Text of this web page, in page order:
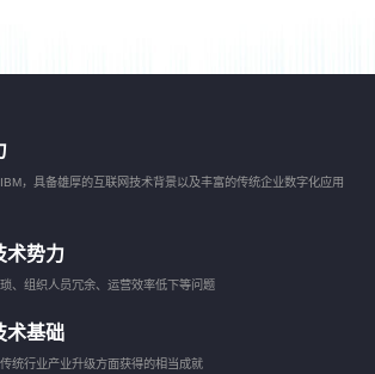
，具备雄厚的互联网技术背景以及丰富的传统企业数字化应用
术势力
、组织人员冗余、运营效率低下等问题
术基础
统行业产业升级方面获得的相当成就